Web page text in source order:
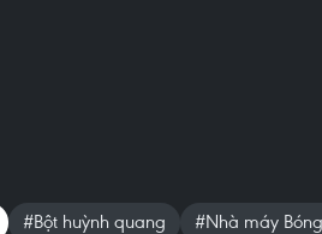
#Bột huỳnh quang
#Nhà máy